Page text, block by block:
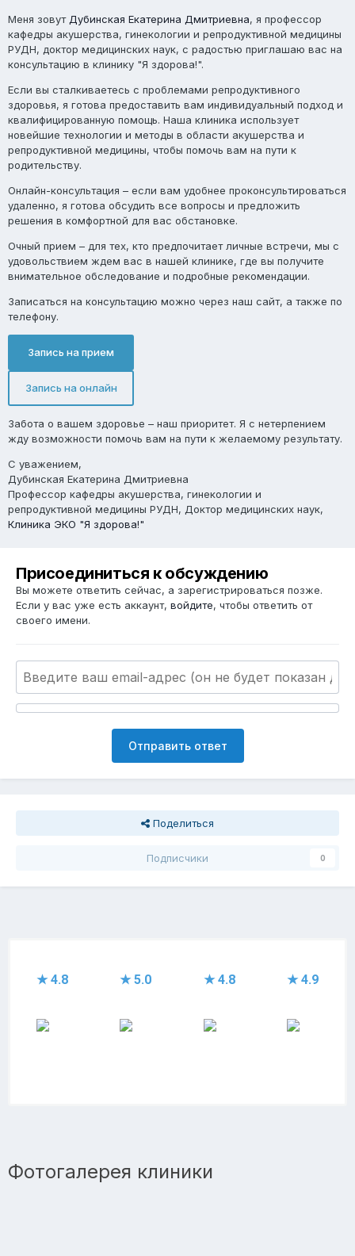
Меня зовутДубинская Екатерина Дмитриевна, я профессор
кафедры акушерства, гинекологии и репродуктивной медицины
РУДН, доктор медицинских наук, с радостью приглашаю вас на
консультацию в клинику "Я здорова!".
Если вы сталкиваетесь с проблемами репродуктивного
здоровья, я готова предоставить вам индивидуальный подход и
квалифицированную помощь. Наша клиника использует
новейшие технологии и методы в области акушерства и
репродуктивной медицины, чтобы помочь вам на пути к
родительству.
Онлайн-консультация – если вам удобнее проконсультироваться
удаленно, я готова обсудить все вопросы и предложить
решения в комфортной для вас обстановке.
Очный прием – для тех, кто предпочитает личные встречи, мы с
удовольствием ждем вас в нашей клинике, где вы получите
внимательное обследование и подробные рекомендации.
Записаться на консультацию можно через наш сайт, а также по
телефону.
Запись на прием
Запись на онлайн
Забота о вашем здоровье – наш приоритет. Я с нетерпением
жду возможности помочь вам на пути к желаемому результату.
С уважением,
Дубинская Екатерина Дмитриевна
Профессор кафедры акушерства, гинекологии и
репродуктивной медицины РУДН, Доктор медицинских наук,
Клиника ЭКО "Я здорова!"
Присоединиться к обсуждению
Вы можете ответить сейчас, а зарегистрироваться позже.
Если у вас уже есть аккаунт, войдите, чтобы ответить от
своего имени.
Отправить ответ
Поделиться
Подписчики 0
★ 4.8 ★ 5.0 ★ 4.8 ★ 4.9
Фотогалерея клиники